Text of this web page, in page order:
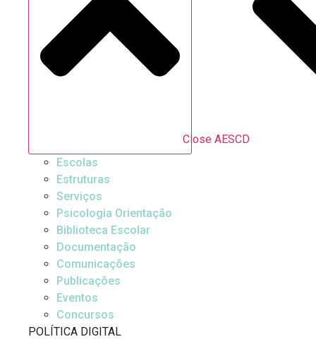
Close AESCD
Escolas
Estruturas
Serviços
Psicologia Orientação
Biblioteca Escolar
Documentação
Comunicações
Publicações
Eventos
Concursos
POLÍTICA DIGITAL